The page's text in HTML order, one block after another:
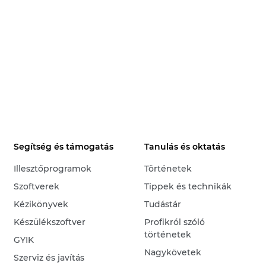
Segítség és támogatás
Illesztőprogramok
Szoftverek
Kézikönyvek
Készülékszoftver
GYIK
Szerviz és javítás
Tanulás és oktatás
Történetek
Tippek és technikák
Tudástár
Profikról szóló
történetek
Nagykövetek